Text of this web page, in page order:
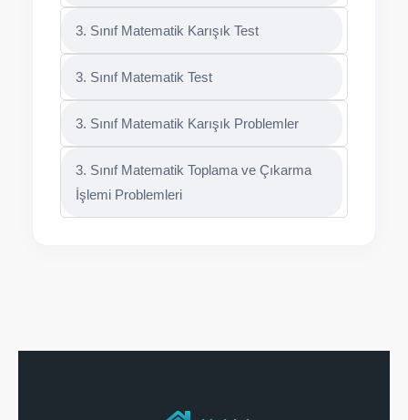
3. Sınıf Matematik Karışık Test
3. Sınıf Matematik Test
3. Sınıf Matematik Karışık Problemler
3. Sınıf Matematik Toplama ve Çıkarma
İşlemi Problemleri